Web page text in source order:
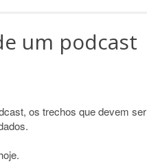
um podcast
os trechos que devem ser